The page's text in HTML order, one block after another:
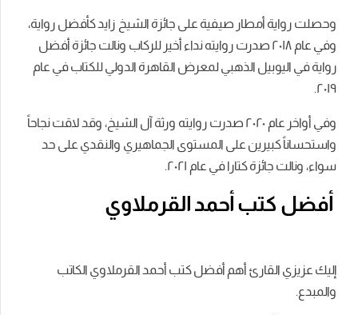
وحصلت رواية أمطار صيفية على جائزة الشيخ زايد كأفضل رواية،
وفي عام ٢۰١٨ صدرت روايته نداء أخير للركاب ونالت جائزة أفضل
رواية في اليوبيل الذهبي لمعرض القاهرة الدولي للكتاب في عام
٢۰١٩.
وفي أواخر عام ٢۰٢۰ صدرت روايته ورثة آل الشيخ، وقد لاقت نجاحاً
واستحساناً كبيرين على المستوى الجماهيري والنقدي على حد
سواء، ونالت جائزة كتارا في عام ٢۰٢١.
أفضل كتب أحمد القرملاوي
إليك عزيزي القارئ أهم أفضل كتب أحمد القرملاوي الكاتب
والمبدع.